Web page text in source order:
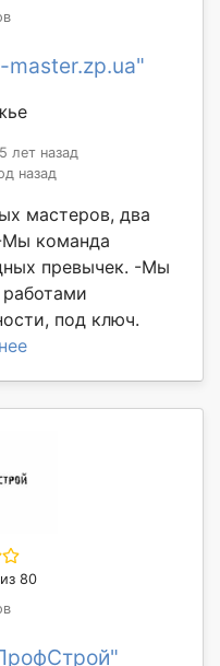
master.zp.ua"
лет назад
назад
мастеров, два
Мы команда
превычек. -Мы
под ключ.
80